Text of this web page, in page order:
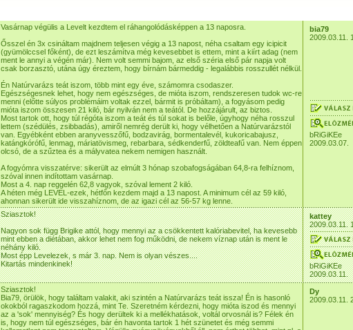
Vasárnap végülis a Levelt kezdtem el ráhangolódásképpen a 13 naposra.
Ősszel én 3x csináltam majdnem teljesen végig a 13 napost, néha csaltam egy icipicit
(gyümölccsel főként), de ezt leszámítva még kevesebbet is ettem, mint a kiírt adag (nem
ment le annyi a végén már). Nem volt semmi bajom, az első széria első pár napja volt
csak borzasztó, utána úgy éreztem, hogy bírnám bármeddig - legalábbis rosszullét nélkül.
Én Natúrvarázs teát iszom, több mint egy éve, számomra csodaszer.
Egészségesnek lehet, hogy nem egészséges, de mióta iszom, rendszeresen tudok wc-re
menni (előtte súlyos problémáim voltak ezzel, bármit is próbáltam), a fogyásom pedig
mióta iszom összesen 21 kiló, bár nyilván nem a teától. De hozzájárult, az biztos.
Most tartok ott, hogy túl régóta iszom a teát és túl sokat is belőle, úgyhogy néha rosszul
lettem (szédülés, zsibbadás), amiről nemrég derült ki, hogy vélhetően a Natúrvarázstól
van. Egyébként ebben aranyvesszőfű, bodzavirág, bormentalevél, kukoricabajusz,
katángkórófű, lenmag, máriatövismeg, rebarbara, sédkenderfű, zöldteafű van. Nem éppen
olcsó, de a szűztea és a mályvatea nekem nemigen használt.
A fogyómra visszatérve: sikerült az elmúlt 3 hónap szobafogságában 64,8-ra felhíznom,
szóval innen indítottam vasárnap.
Most a 4. nap reggelén 62,8 vagyok, szóval lement 2 kiló.
A héten még LEVEL-ezek, hétfőn kezdem majd a 13 napost. A minimum cél az 59 kiló,
ahonnan sikerült ide visszahíznom, de az igazi cél az 56-57 kg lenne.
bia79
2009.03.11.
bRiGiKEe
2009.03.07.
Sziasztok!
Nagyon sok függ Brigike attól, hogy mennyi az a csökkentett kalóriabevitel, ha kevesebb
mint ebben a diétában, akkor lehet nem fog működni, de nekem víznap után is ment le
néhány kiló.
Most épp Levelezek, s már 3. nap. Nem is olyan vészes....
Kitartás mindenkinek!
kattey
2009.03.11.
bRiGiKEe
2009.03.11.
Sziasztok!
Bia79, örülök, hogy találtam valakit, aki szintén a Natúrvarázs teát issza! Én is hasonló
okokból ragaszkodom hozzá, mint Te. Szeretném kérdezni, hogy mióta iszod és mennyi
az a 'sok' mennyiség? És hogy derültek ki a mellékhatások, voltál orvosnál is? Félek én
is, hogy nem túl egészséges, bár én havonta tartok 1 hét szünetet és még semmi
Dy
2009.03.11.